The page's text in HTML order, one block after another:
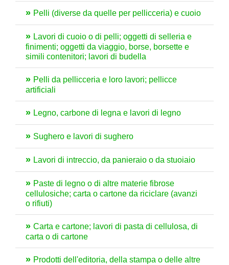
Pelli (diverse da quelle per pellicceria) e cuoio
Lavori di cuoio o di pelli; oggetti di selleria e
finimenti; oggetti da viaggio, borse, borsette e
simili contenitori; lavori di budella
Pelli da pellicceria e loro lavori; pellicce
artificiali
Legno, carbone di legna e lavori di legno
Sughero e lavori di sughero
Lavori di intreccio, da panieraio o da stuoiaio
Paste di legno o di altre materie fibrose
cellulosiche; carta o cartone da riciclare (avanzi
o rifiuti)
Carta e cartone; lavori di pasta di cellulosa, di
carta o di cartone
Prodotti dell'editoria, della stampa o delle altre